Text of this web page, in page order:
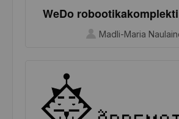
WeDo
Madli-Maria